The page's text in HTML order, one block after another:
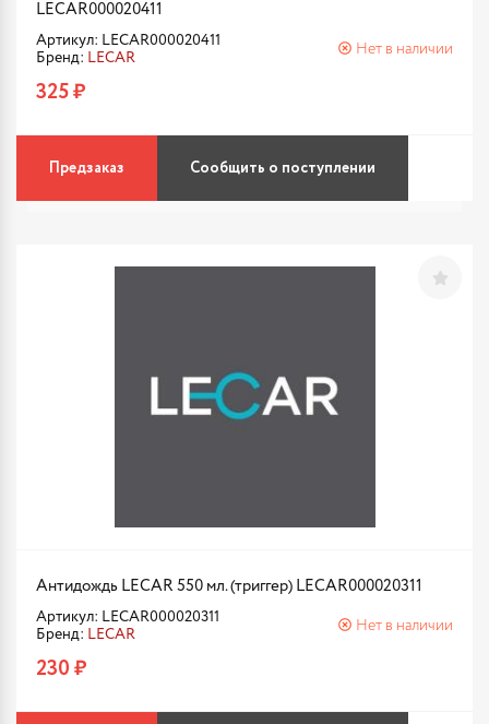
LECAR000020411
Артикул: LECAR000020411
Бренд: LECAR
Нет в наличии
325 ₽
Предзаказ Сообщить о поступлении
Антидождь LECAR 550 мл. (триггер) LECAR000020311
Артикул: LECAR000020311
Бренд: LECAR
Нет в наличии
230 ₽